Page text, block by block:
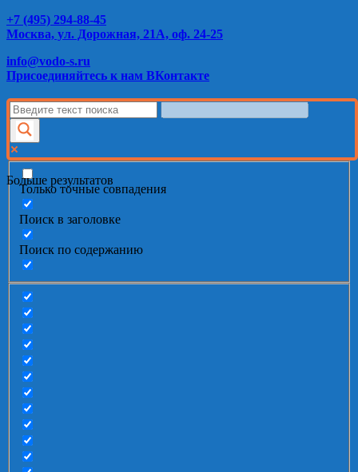
+7 (495) 294-88-45
Москва, ул. Дорожная, 21А, оф. 24-25
info@vodo-s.ru
Присоединяйтесь к нам ВКонтакте
Больше результатов
Только точные совпадения
Поиск в заголовке
Поиск по содержанию